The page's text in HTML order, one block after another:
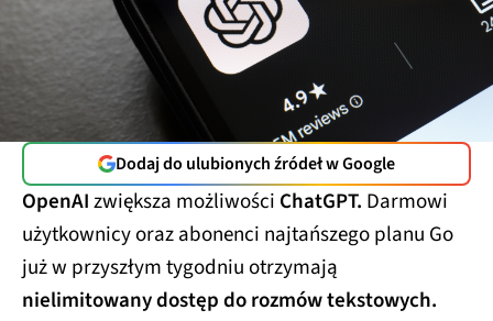
Dodaj do ulubionych źródeł w Google
OpenAIzwiększa możliwości ChatGPT. Darmowi
użytkownicy oraz abonenci najtańszego planu Go
już w przyszłym tygodniu otrzymają
nielimitowany dostęp do rozmów tekstowych.